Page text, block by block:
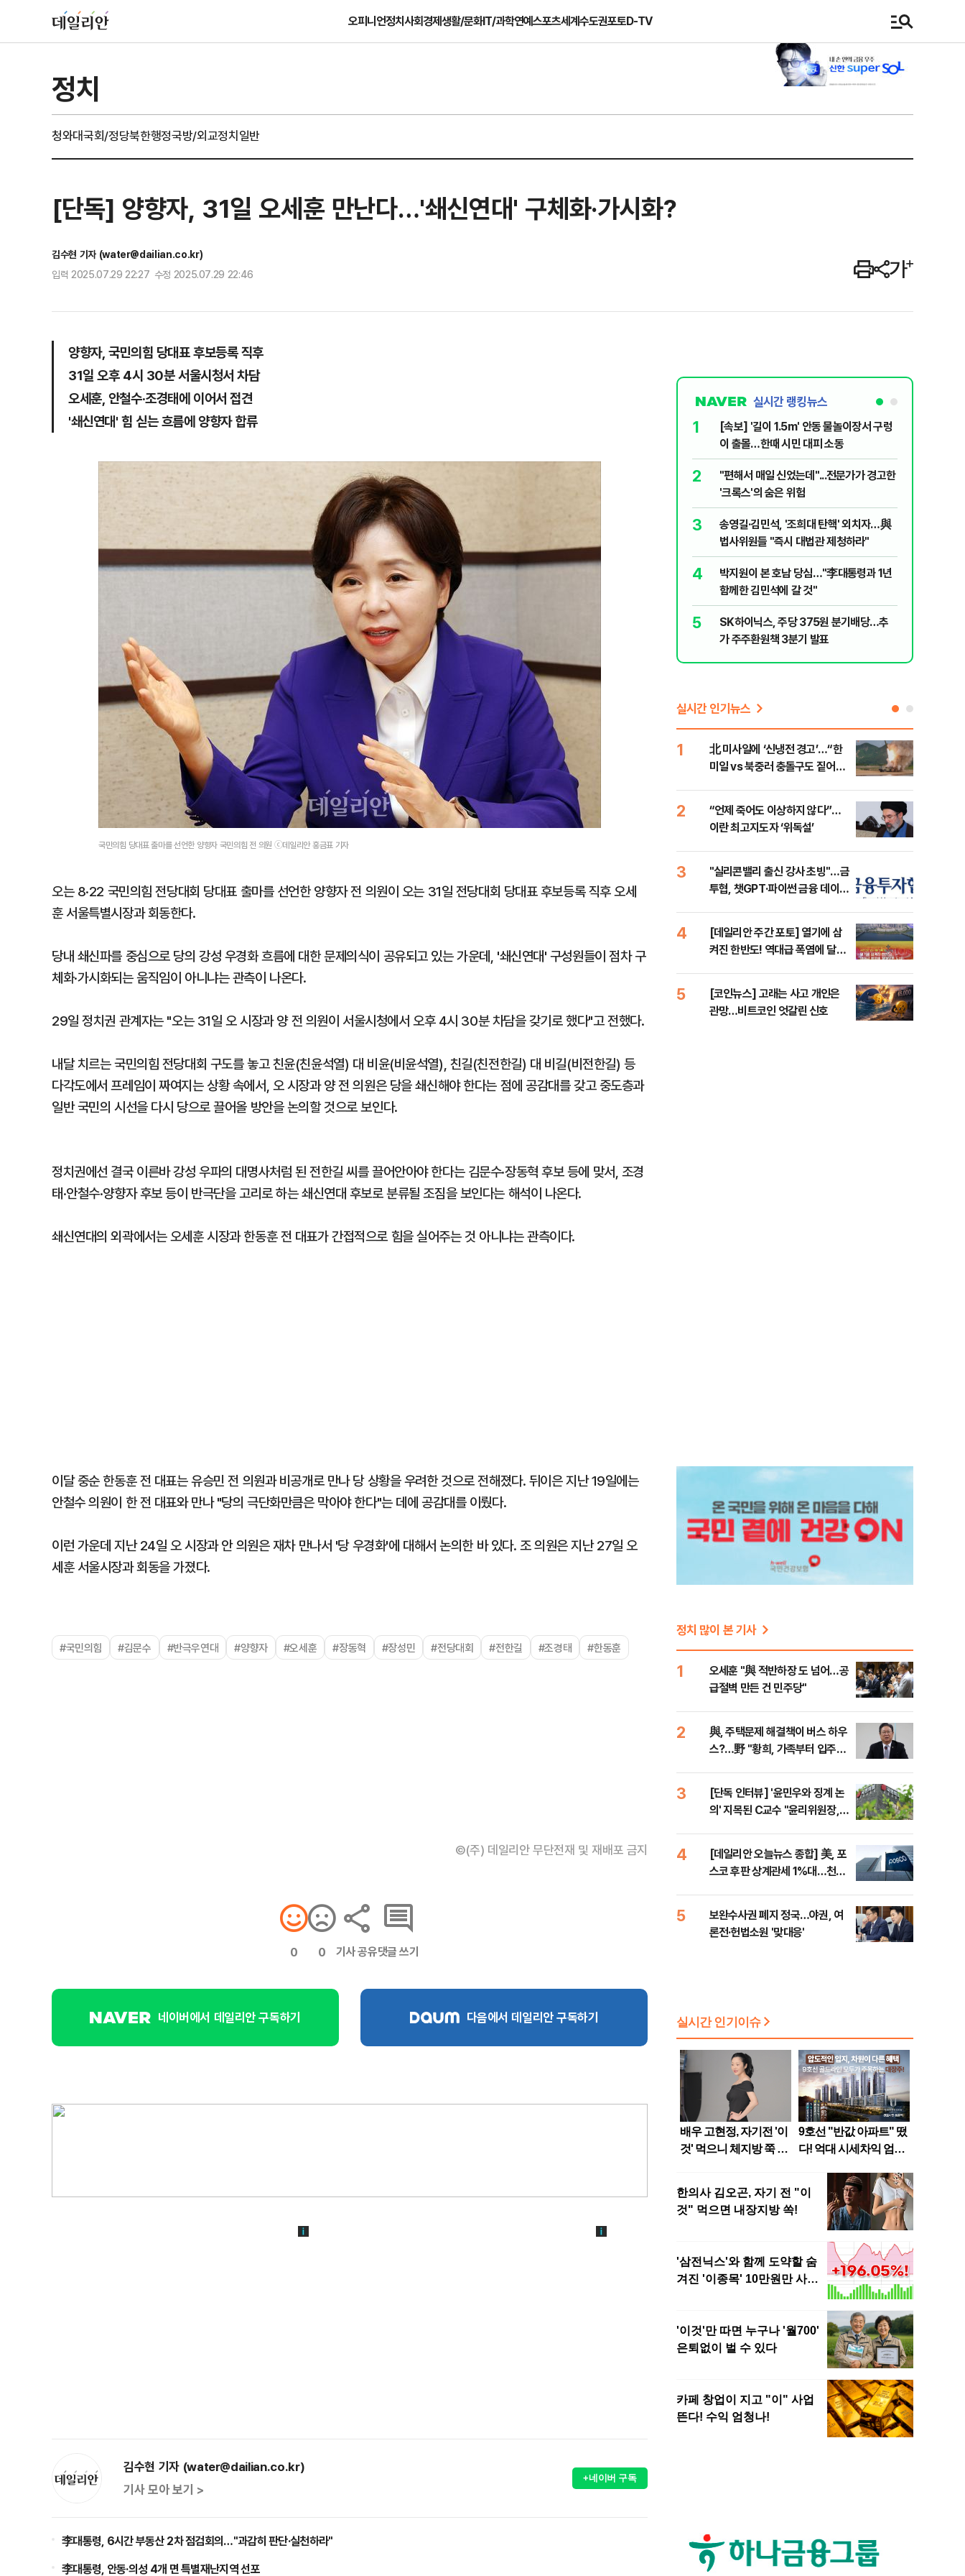
오피니언정치사회경제생활/문화IT/과학연예스포츠세계수도권포토D-TV
정치
청와대국회/정당북한행정국방/외교정치일반
[단독] 양향자, 31일 오세훈 만난다…'쇄신연대' 구체화·가시화?
김수현 기자 (water@dailian.co.kr)
입력 2025.07.29 22:27 수정 2025.07.29 22:46
양향자, 국민의힘 당대표 후보등록 직후
31일 오후 4시 30분 서울시청서 차담
오세훈, 안철수·조경태에 이어서 접견
'쇄신연대' 힘 싣는 흐름에 양향자 합류
국민의힘 당대표 출마를 선언한 양향자 국민의힘 전 의원 ⓒ데일리안 홍금표 기자
오는 8·22 국민의힘 전당대회 당대표 출마를 선언한 양향자 전 의원이 오는 31일 전당대회 당대표 후보등록 직후 오세
훈 서울특별시장과 회동한다.
당내 쇄신파를 중심으로 당의 강성 우경화 흐름에 대한 문제의식이 공유되고 있는 가운데, '쇄신연대' 구성원들이 점차 구
체화·가시화되는 움직임이 아니냐는 관측이 나온다.
29일 정치권 관계자는 "오는 31일 오 시장과 양 전 의원이 서울시청에서 오후 4시 30분 차담을 갖기로 했다"고 전했다.
내달 치르는 국민의힘 전당대회 구도를 놓고 친윤(친윤석열) 대 비윤(비윤석열), 친길(친전한길) 대 비길(비전한길) 등
다각도에서 프레임이 짜여지는 상황 속에서, 오 시장과 양 전 의원은 당을 쇄신해야 한다는 점에 공감대를 갖고 중도층과
일반 국민의 시선을 다시 당으로 끌어올 방안을 논의할 것으로 보인다.
정치권에선 결국 이른바 강성 우파의 대명사처럼 된 전한길 씨를 끌어안아야 한다는 김문수·장동혁 후보 등에 맞서, 조경
태·안철수·양향자 후보 등이 반극단을 고리로 하는 쇄신연대 후보로 분류될 조짐을 보인다는 해석이 나온다.
쇄신연대의 외곽에서는 오세훈 시장과 한동훈 전 대표가 간접적으로 힘을 실어주는 것 아니냐는 관측이다.
이달 중순 한동훈 전 대표는 유승민 전 의원과 비공개로 만나 당 상황을 우려한 것으로 전해졌다. 뒤이은 지난 19일에는
안철수 의원이 한 전 대표와 만나 "당의 극단화만큼은 막아야 한다"는 데에 공감대를 이뤘다.
이런 가운데 지난 24일 오 시장과 안 의원은 재차 만나서 '당 우경화'에 대해서 논의한 바 있다. 조 의원은 지난 27일 오
세훈 서울시장과 회동을 가졌다.
#국민의힘 #김문수 #반극우연대 #양향자 #오세훈 #장동혁 #장성민 #전당대회 #전한길 #조경태 #한동훈
©(주) 데일리안 무단전재 및 재배포 금지
0 0 기사 공유댓글 쓰기
네이버에서 데일리안 구독하기 다음에서 데일리안 구독하기
김수현 기자 (water@dailian.co.kr)
기사 모아 보기 >
+네이버 구독
李대통령, 6시간 부동산 2차 점검회의…"과감히 판단·실천하라"
李대통령, 안동·의성 4개 면 특별재난지역 선포
실시간 랭킹뉴스
1
[속보] '길이 1.5m' 안동 물놀이장서 구렁
이 출몰…한때 시민 대피 소동
2
"편해서 매일 신었는데"...전문가가 경고한
'크록스'의 숨은 위험
3
송영길·김민석, '조희대 탄핵' 외치자…與
법사위원들 "즉시 대법관 제청하라"
4
박지원이 본 호남 당심…"李대통령과 1년
함께한 김민석에 갈 것"
5
SK하이닉스, 주당 375원 분기배당…추
가 주주환원책 3분기 발표
실시간 인기뉴스
1
北 미사일에 ‘신냉전 경고’…“한
미일 vs 북중러 충돌구도 짙어진
2
“언제 죽어도 이상하지 않다”…
이란 최고지도자 ‘위독설’
3
"실리콘밸리 출신 강사 초빙"…금
투협, 챗GPT·파이썬 금융 데이터
4
[데일리안 주간 포토] 열기에 삼
켜진 한반도! 역대급 폭염에 달아
5
[코인뉴스] 고래는 사고 개인은
관망…비트코인 엇갈린 신호
정치 많이 본 기사
1
오세훈 "與 적반하장 도 넘어…공
급절벽 만든 건 민주당"
2
與, 주택문제 해결책이 버스 하우
스?…野 "황희, 가족부터 입주해
3
[단독 인터뷰] '윤민우와 징계 논
의' 지목된 C교수 "윤리위원장,
4
[데일리안 오늘뉴스 종합] 美, 포
스코 후판 상계관세 1%대…천하
5
보완수사권 폐지 정국…야권, 여
론전·헌법소원 '맞대응'